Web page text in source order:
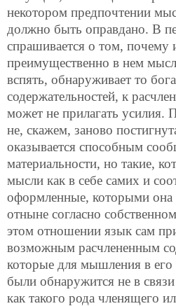
некотором предпочтении
должно быть оправдано. В
спрашивается о том, почему
преимущественно в нем
вспять, обнаруживает то
содержательностей, к
может не прилагать усилия.
не, скажем, заново
оказывается способным
материальности, но такие,
мысли как в себе самих и
оформленные, которыми она
отныне согласно
этом отношении язык сам
возможным расчлененным
которые для мышления в
были обнаружится не в
как такого рода членящего